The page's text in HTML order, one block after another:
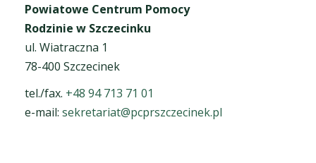
Powiatowe Centrum Pomocy
Rodzinie w Szczecinku
ul. Wiatraczna 1
78-400 Szczecinek
tel./fax. +48 94 713 71 01
e-mail: sekretariat@pcprszczecinek.pl